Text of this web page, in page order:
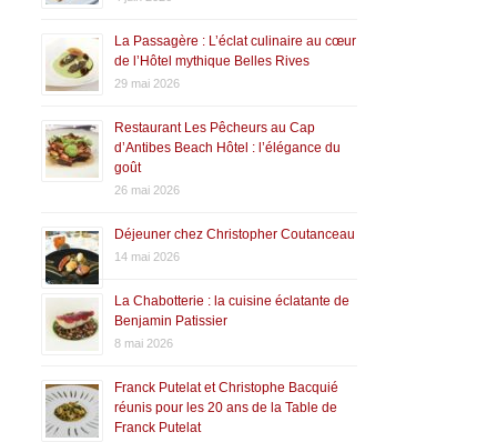
La Passagère : L’éclat culinaire au cœur
de l’Hôtel mythique Belles Rives
29 mai 2026
Restaurant Les Pêcheurs au Cap
d’Antibes Beach Hôtel : l’élégance du
goût
26 mai 2026
Déjeuner chez Christopher Coutanceau
14 mai 2026
La Chabotterie : la cuisine éclatante de
Benjamin Patissier
8 mai 2026
Franck Putelat et Christophe Bacquié
réunis pour les 20 ans de la Table de
Franck Putelat